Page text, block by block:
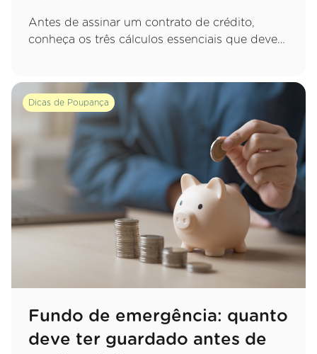
Antes de assinar um contrato de crédito,
conheça os três cálculos essenciais que deve
Dicas de Poupança
Fundo de emergência: quanto
deve ter guardado antes de